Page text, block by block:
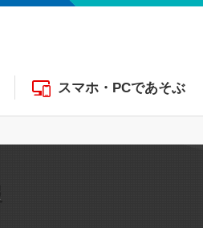
スマホ・PCであそぶ